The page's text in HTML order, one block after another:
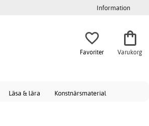
Information
Favoriter Varukorg
Läsa & lära Konstnärsmaterial